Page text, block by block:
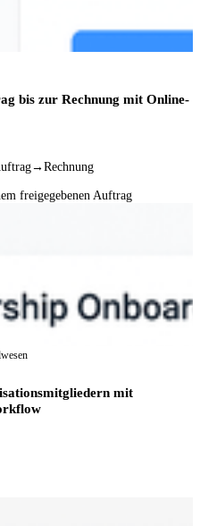
bis zur Rechnung mit Online-
freigegebenen Auftrag
mit